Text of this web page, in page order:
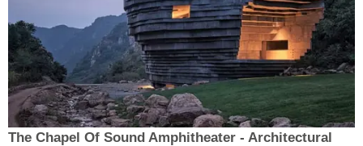
The Chapel Of Sound Amphitheater - Architectural